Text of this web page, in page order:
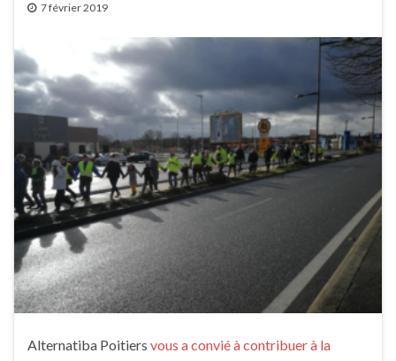
7 février 2019
Alternatiba Poitiers vous a convié à contribuer à la